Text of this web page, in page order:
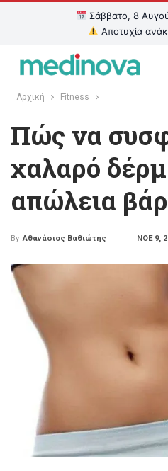
Σάββατο, 8
Αποτυχία
Αρχική Fitness
Πώς να
χαλαρό
απώλεια
By Αθανάσιος Βαθιώτης ΝΟΕ 9,